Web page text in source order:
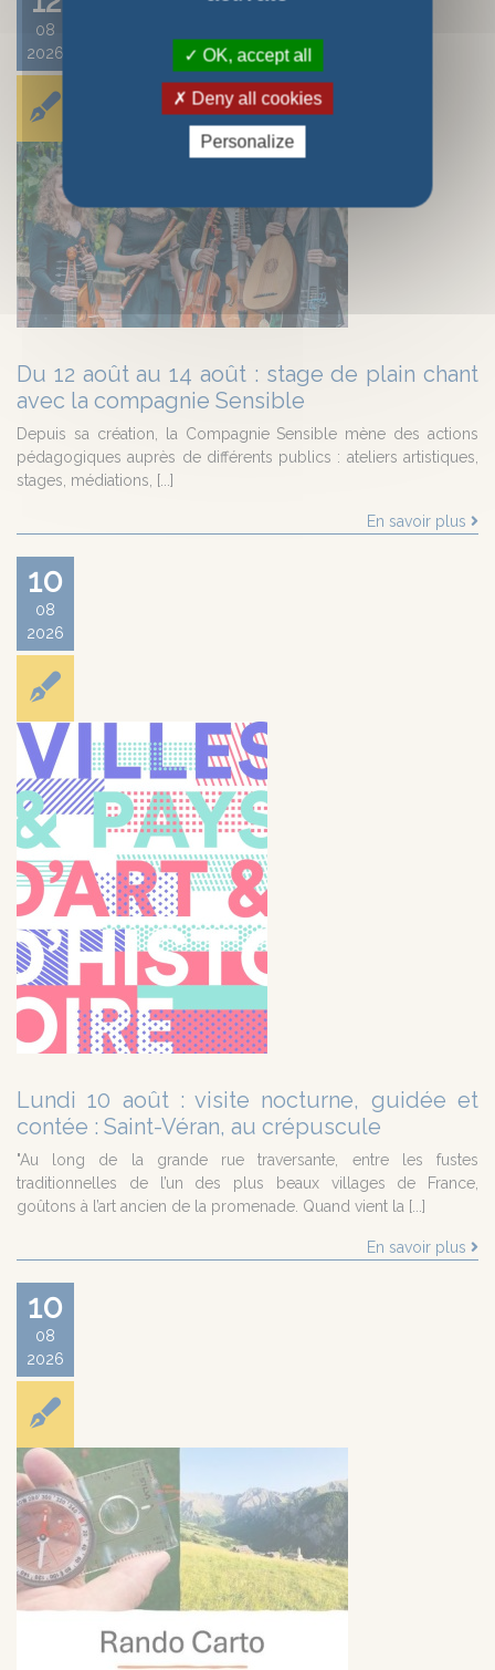
08
2026
Du 12 août au 14 août : stage de plain chant
avec la compagnie Sensible
Depuis sa création, la Compagnie Sensible mène des actions
pédagogiques auprès de différents publics : ateliers artistiques,
stages, médiations, [...]
En savoir plus
10
08
2026
Lundi 10 août : visite nocturne, guidée et
contée : Saint-Véran, au crépuscule
"Au long de la grande rue traversante, entre les fustes
traditionnelles de l’un des plus beaux villages de France,
goûtons à l’art ancien de la promenade. Quand vient la [...]
En savoir plus
10
08
2026
OK, accept all
Deny all cookies
Personalize